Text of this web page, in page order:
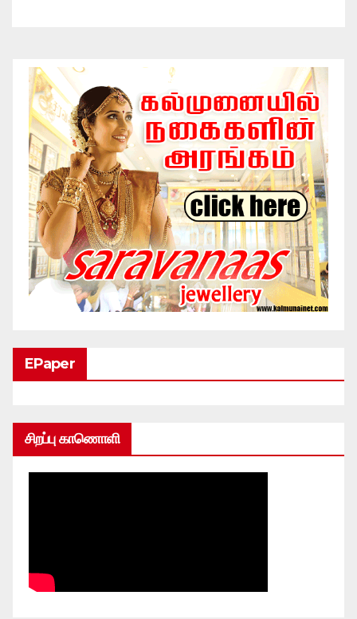
EPaper
சிறப்பு காணொளி